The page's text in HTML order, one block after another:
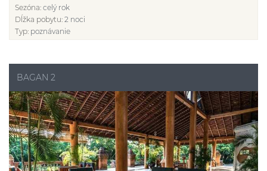
Sezóna: celý rok
Dĺžka pobytu: 2 noci
Typ: poznávanie
BAGAN 2